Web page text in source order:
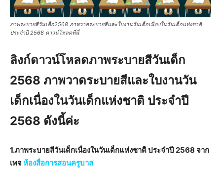
ภาพระบายสีวันเด็ก2568 ภาพวาดระบายสีและใบงานวันเด็กเนื่องในวันเด็กแห่งชาติ
ประจำปี 2568 ดาวน์โหลดที่นี่
ลิงก์ดาวน์โหลดภาพระบายสีวันเด็ก
2568 ภาพวาดระบายสีและใบงานวัน
เด็กเนื่องในวันเด็กแห่งชาติ ประจำปี
2568 ดังนี้ค่ะ
1.ภาพระบายสีวันเด็กเนื่องในวันเด็กแห่งชาติ ประจำปี 2568 จาก
เพจห้องสื่อการสอนครูบาส